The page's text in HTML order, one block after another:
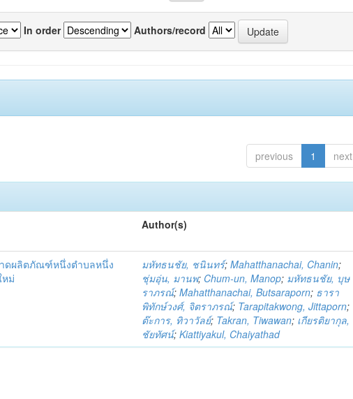
In order Authors/record
previous 1 next
Author(s)
าดผลิตภัณฑ์หนึ่งตำบลหนึ่ง
หม่
มหัทธนชัย, ชนินทร์;Mahatthanachai, Chanin;
ชุ่มอุ่น, มานพ; Chum-un, Manop; มหัทธนชัย, บุษ
ราภรณ์;Mahatthanachai, Butsaraporn; ธารา
พิทักษ์วงศ์, จิตราภรณ์; Tarapitakwong, Jittaporn;
ต๊ะการ, ทิวาวัลย์; Takran, Tiwawan; เกียรติยากุล,
ชัยทัศน์;Kiattiyakul, Chaiyathad